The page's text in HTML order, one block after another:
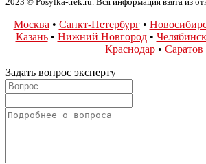
Москва• Санкт-Петербург•
Казань• Нижний Новгород• Челябинск
Краснодар• Саратов
Задать вопрос эксперту